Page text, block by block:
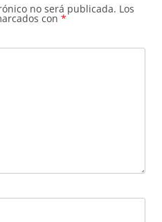
no será publicada. Los
con *